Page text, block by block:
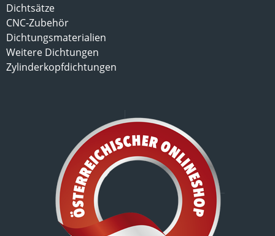
Dichtsätze
CNC-Zubehör
Dichtungsmaterialien
Weitere Dichtungen
Zylinderkopfdichtungen